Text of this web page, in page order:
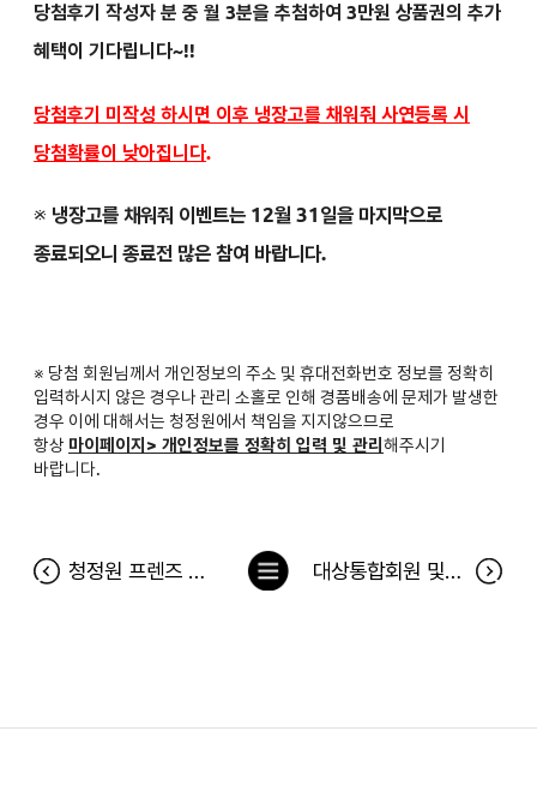
당첨후기 작성자 분 중 월 3분을 추첨하여 3만원 상품권의 추가
혜택이 기다립니다~!!
당첨후기 미작성 하시면 이후 냉장고를 채워줘 사연등록 시
당첨확률이 낮아집니다.
※ 냉장고를 채워줘 이벤트는 12월 31일을 마지막으로
종료되오니 종료전 많은 참여 바랍니다.
※ 당첨 회원님께서 개인정보의 주소 및 휴대전화번호 정보를 정확히
입력하시지 않은 경우나 관리 소홀로 인해 경품배송에 문제가 발생한
경우 이에 대해서는 청정원에서 책임을 지지않으므로
항상 마이페이지> 개인정보를 정확히 입력 및 관리 해주시기
바랍니다.
청정원 프렌즈 서비스 종료 안내 대상통합회원 및 청정원 개인정보 처리방침 변경 고지
목